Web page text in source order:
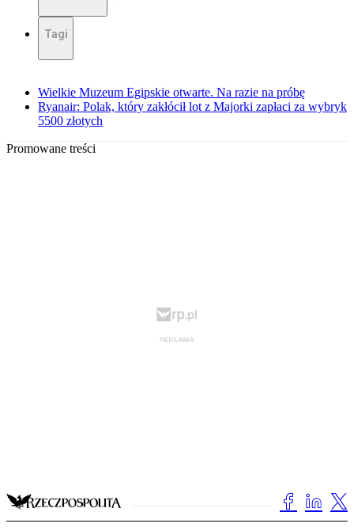
Tagi
Wielkie Muzeum Egipskie otwarte. Na razie na próbę
Ryanair: Polak, który zakłócił lot z Majorki zapłaci za wybryk
5500 złotych
Promowane treści